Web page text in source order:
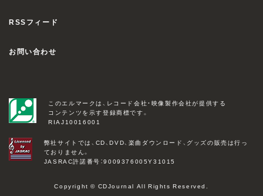
RSSフィード
お問い合わせ
このエルマークは、レコード会社・映像製作会社が提供する
コンテンツを示す登録商標です。
RIAJ10016001
弊社サイトでは、CD、DVD、楽曲ダウンロード、グッズの販売は行っ
ておりません。
JASRAC許諾番号：9009376005Y31015
Copyright © CDJournal All Rights Reserved.